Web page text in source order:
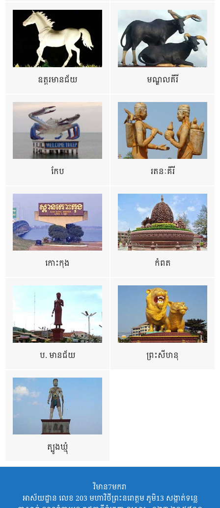
ឧត្ដរមានជ័យ មណ្ឌលគីរី
កែប រតនៈគីរី
កោះកុង កំពត
ប. មានជ័យ ព្រះសីហនុ
ត្បូងឃ្មុំ
វិមាន7មករា
អាស័យដ្ឋាន លេខ 203 មហាវិថីព្រះនរោត្តម ភូមិ13 សង្កាត់ទន្លេ